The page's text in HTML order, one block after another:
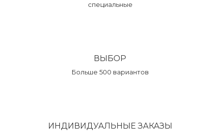
специальные
ВЫБОР
Больше 500 вариантов
ИНДИВИДУАЛЬНЫЕ ЗАКАЗЫ